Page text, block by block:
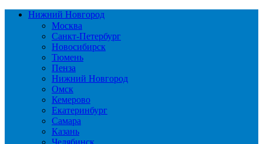
Нижний Новгород
Москва
Санкт-Петербург
Новосибирск
Тюмень
Пенза
Нижний Новгород
Омск
Кемерово
Екатеринбург
Самара
Казань
Челябинск